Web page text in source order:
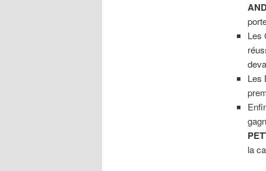
Les
Les
la